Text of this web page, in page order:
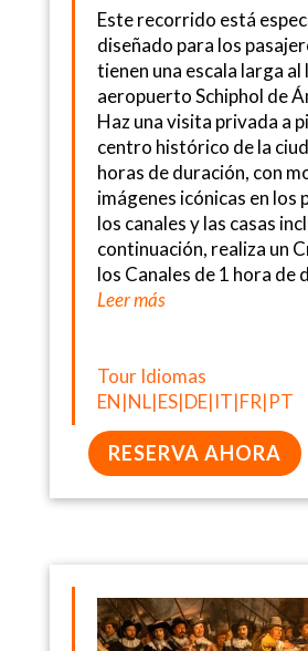
Este recorrido está
diseñado para los
tienen una escala larga al
aeropuerto Schiphol de
Haz una visita privada a
centro histórico de la
horas de duración, con
imágenes icónicas en los
los canales y las casas
continuación, realiza un
los Canales de 1 hora de
Leer más
Tour Idiomas
EN|NL|ES|DE|IT|FR|PT
RESERVA AHORA